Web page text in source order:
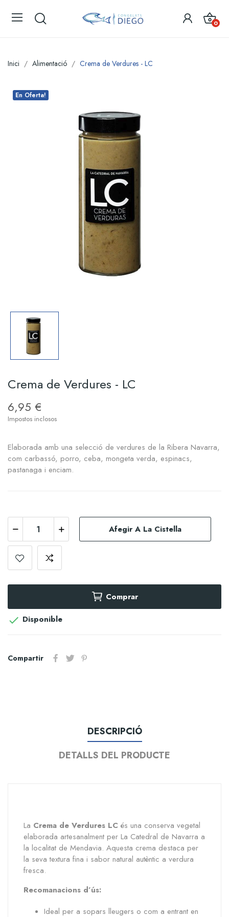
0
Inici Alimentació Crema de Verdures - LC
En Oferta!
Crema de Verdures - LC
6,95 €
Impostos inclosos
Elaborada amb una selecció de verdures de la Ribera Navarra,
com carbassó, porro, ceba, mongeta verda, espinacs,
pastanaga i enciam.
Afegir A La Cistella
Comprar
 Disponible
Compartir
DESCRIPCIÓ
DETALLS DEL PRODUCTE
La Crema de Verdures LC és una conserva vegetal
elaborada artesanalment per La Catedral de Navarra a
la localitat de Mendavia. Aquesta crema destaca per
la seva textura fina i sabor natural autèntic a verdura
fresca.
Recomanacions d’ús:
Ideal per a sopars lleugers o com a entrant en